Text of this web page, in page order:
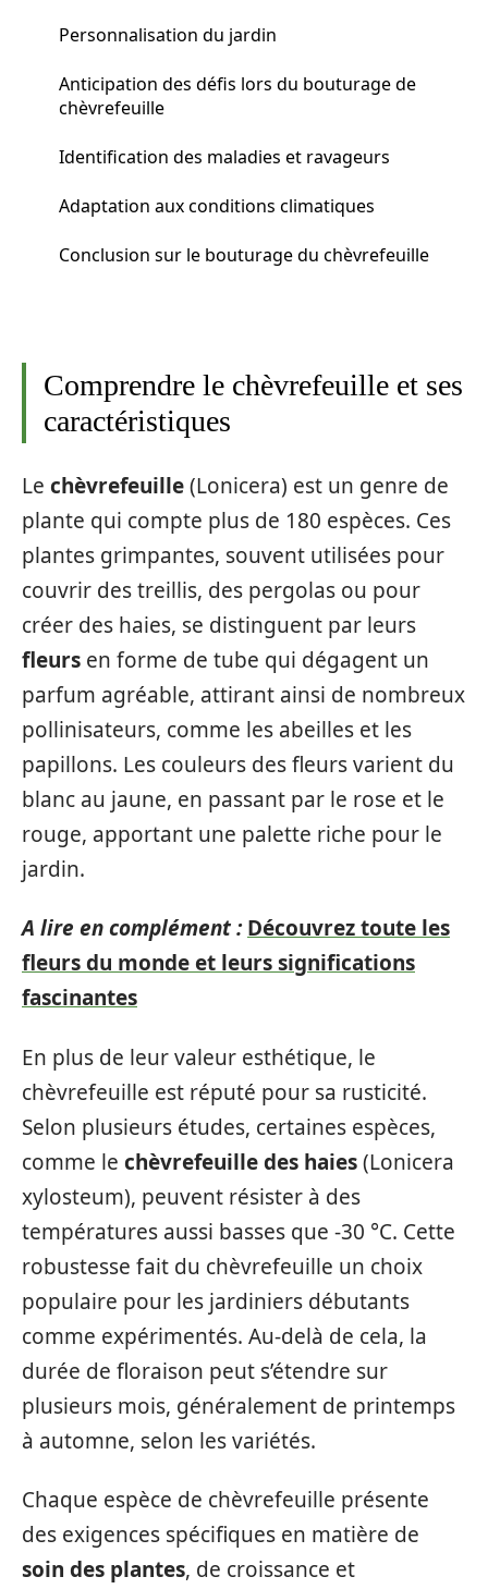
Personnalisation du jardin
Anticipation des défis lors du bouturage de
chèvrefeuille
Identification des maladies et ravageurs
Adaptation aux conditions climatiques
Conclusion sur le bouturage du chèvrefeuille
Comprendre le chèvrefeuille et ses
caractéristiques
Le chèvrefeuille(Lonicera) est un genre de
plante qui compte plus de 180 espèces. Ces
plantes grimpantes, souvent utilisées pour
couvrir des treillis, des pergolas ou pour
créer des haies, se distinguent par leurs
fleurs en forme de tube qui dégagent un
parfum agréable, attirant ainsi de nombreux
pollinisateurs, comme les abeilles et les
papillons. Les couleurs des fleurs varient du
blanc au jaune, en passant par le rose et le
rouge, apportant une palette riche pour le
jardin.
A lire en complément : Découvrez toute les
fleurs du monde et leurs significations
fascinantes
En plus de leur valeur esthétique, le
chèvrefeuille est réputé pour sa rusticité.
Selon plusieurs études, certaines espèces,
comme le chèvrefeuille des haies(Lonicera
xylosteum), peuvent résister à des
températures aussi basses que -30 °C. Cette
robustesse fait du chèvrefeuille un choix
populaire pour les jardiniers débutants
comme expérimentés. Au-delà de cela, la
durée de floraison peut s’étendre sur
plusieurs mois, généralement de printemps
à automne, selon les variétés.
Chaque espèce de chèvrefeuille présente
des exigences spécifiques en matière de
soin des plantes, de croissance et